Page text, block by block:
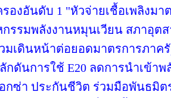
รองอันดับ 1 "หัวจ่ายเชื้อเพลิงม
รรมพลังงานหมุนเวียน สภาอุตส
มเดินหน้าต่อยอดมาตรการภาค
ดันการใช้ E20 ลดการนำเข้าพ
กซ่า ประกันชีวิต ร่วมมือพันธมิ